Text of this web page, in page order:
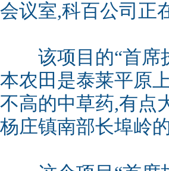
会议室,科百公司正
该项目的“首席
本农田是泰莱平原
不高的中草药,有点
杨庄镇南部长埠岭